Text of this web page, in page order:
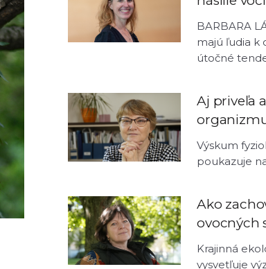
BARBARA
majú ľudia k
útočné
Aj priveľa
Výskum
poukazuje
Ako
ovocných
Krajinná
vysvetľuje